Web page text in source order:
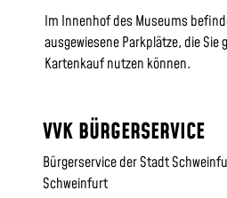
Im Innenhof des Museums
ausgewiesene Parkplätze, die Sie
Kartenkauf nutzen können.
VVK BÜRGERSERVICE
Bürgerservice der Stadt
Schweinfurt